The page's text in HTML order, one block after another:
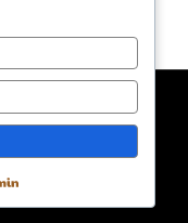
Unlimited –
Press Theme by